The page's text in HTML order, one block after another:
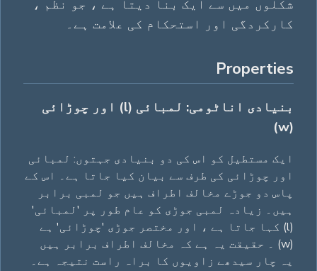
شکلوں میں سے ایک بنا دیتا ہے ، جو نظم ،
کارکردگی اور استحکام کی علامت ہے۔
Properties
بنیادی اناٹومی: لمبائی (l) اور چوڑائی
(w)
ایک مستطیل کو اس کی دو بنیادی جہتوں: لمبائی
اور چوڑائی کی طرف سے بیان کیا جاتا ہے۔ اس کے
پاس دو جوڑے مخالف اطراف ہیں جو لمبی برابر
ہیں۔ زیادہ لمبی جوڑی کو عام طور پر 'لمبائی'
(l) کہا جاتا ہے ، اور مختصر جوڑی 'چوڑائی' ہے
(w) ۔ حقیقت یہ ہے کہ مخالف اطراف برابر ہیں
یہ چار سیدھے زاویوں کا براہ راست نتیجہ ہے۔